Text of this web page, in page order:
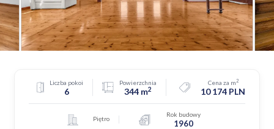
Liczba pokoi
6
Powierzchnia
344 m2
Cena za m2
10 174 PLN
Piętro
Rok budowy
1960